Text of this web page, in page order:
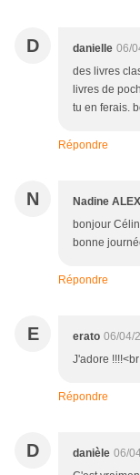
D danielle 06/
des livres
livres de
tu en ferais.
Répondre
N Nadine
bonjour
bonne
Répondre
E erato 06/04/
J'adore
Répondre
D danièle 06/